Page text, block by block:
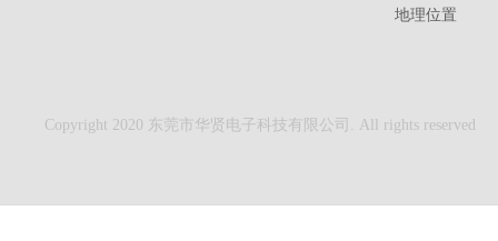
地理位置
Copyright 2020 东莞市华贤电子科技有限公司. All rights reserved